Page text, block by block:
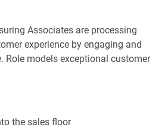
Associates are processing
experience by engaging and
models exceptional customer
the sales floor